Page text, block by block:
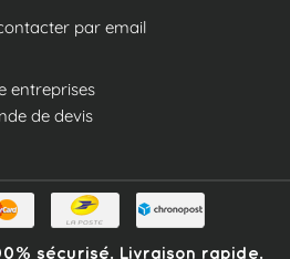
par email
entreprises
de devis
sécurisé. Livraison rapide.